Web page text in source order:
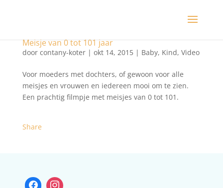
Meisje van 0 tot 101 jaar
door contany-koter| okt 14, 2015| Baby, Kind, Video
Voor moeders met dochters, of gewoon voor alle
meisjes en vrouwen en iedereen mooi om te zien.
Een prachtig filmpje met meisjes van 0 tot 101.
Share